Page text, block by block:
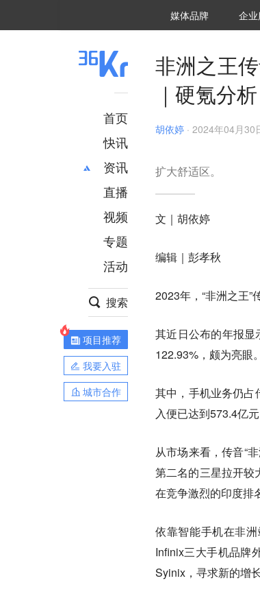
媒体品牌 36Kr
企
首页
快讯
资讯
推荐
财经
项目推荐
安徽
直播
视频
专题
活动
搜索
项目推荐
我要入驻
城市合作
非洲之王
｜硬氪分析
胡依婷 · 2024年04月30
扩大舒适区。
文｜胡依婷
编辑｜彭孝秋
2023年，“非洲之王”
其近日公布的年报显
122.93%，颇为亮眼。
其中，手机业务仍占
入便已达到573.4亿元
从市场来看，传音“
第二名的三星拉开较
在竞争激烈的印度排
依靠智能手机在非
Infinix三大手机品牌
Syinix，寻求新的增长